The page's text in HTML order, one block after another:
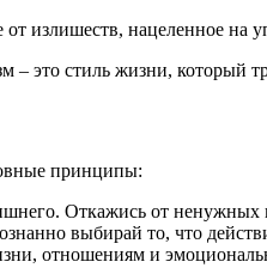
излишеств, нацеленное на
это стиль жизни, который
принципы:
Откажись от ненужных
выбирай то, что
отношениям и